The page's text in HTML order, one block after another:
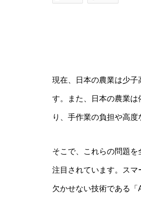
現在、日本の農業は少子
す。また、日本の農業
り、手作業の負担や高度
そこで、これらの問題
注目されています。ス
欠かせない技術である「